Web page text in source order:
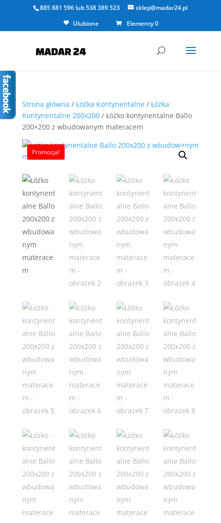
885 881 596 lub538 389 523
sklep@madar24.pl
Ulubione
Elementy 0
Strona główna / Łóżka Kontynentalne/ Łóżka
Kontynentalne 200x200/ Łóżko kontynentalne Ballo
200×200 z wbudowanym materacem
Promocja!